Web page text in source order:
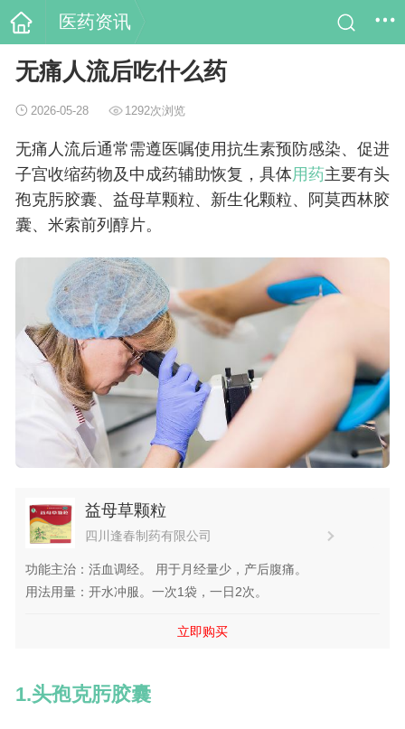
医药资讯
无痛人流后吃什么药
2026-05-28 1292次浏览
无痛人流后通常需遵医嘱使用抗生素预防感染、促进
子宫收缩药物及中成药辅助恢复，具体用药主要有头
孢克肟胶囊、益母草颗粒、新生化颗粒、阿莫西林胶
囊、米索前列醇片。
益母草颗粒
四川逢春制药有限公司
功能主治：活血调经。 用于月经量少，产后腹痛。
用法用量：开水冲服。一次1袋，一日2次。
立即购买
1.头孢克肟胶囊